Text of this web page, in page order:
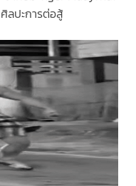
ลปะการต่อสู้